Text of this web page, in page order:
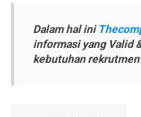
Dalam hal ini
informasi yang Valid
kebutuhan